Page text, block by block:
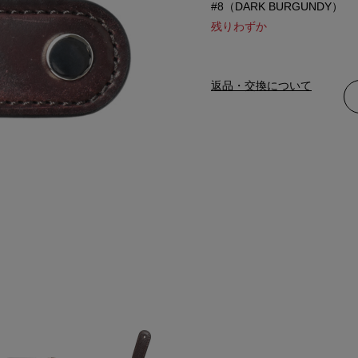
#8（DARK BURGUNDY）
残りわずか
返品・交換について